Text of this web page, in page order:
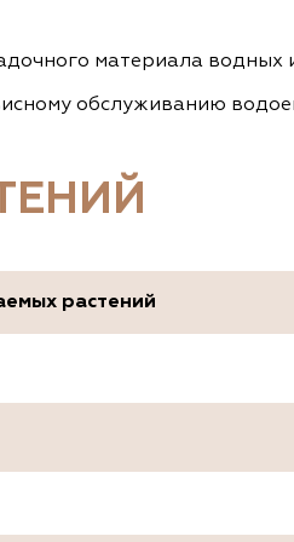
материала водных
обслуживанию
растений